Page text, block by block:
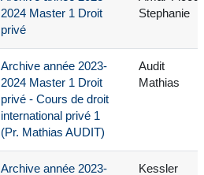
2024 Master 1 Droit
privé
Stephanie
Archive année 2023-
2024 Master 1 Droit
privé - Cours de droit
international privé 1
(Pr. Mathias AUDIT)
Audit
Mathias
Archive année 2023-
Kessler